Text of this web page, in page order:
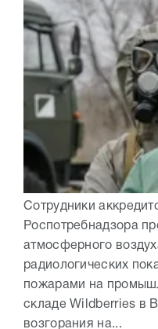
Сотрудники
Роспотребнадзора
атмосферного
радиологических
пожарами на
складе Wildberries в
возгорания на...